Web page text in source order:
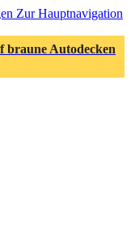
Zur Hauptnavigation
braune Autodecken